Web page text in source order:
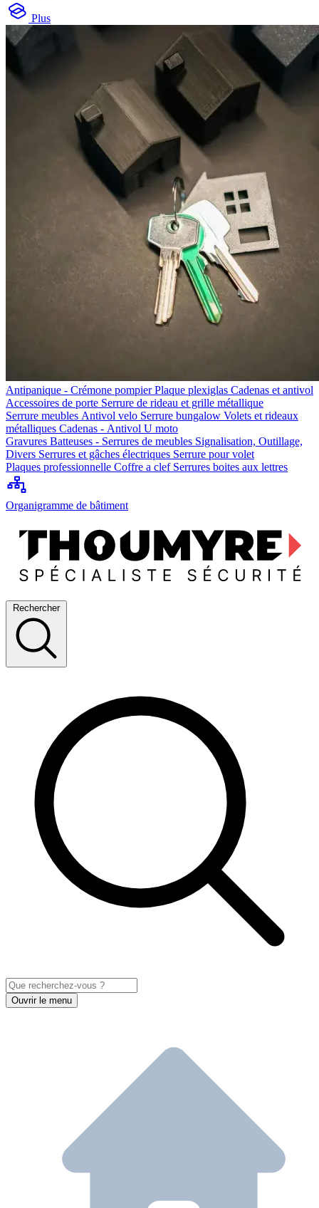
Plus
Antipanique - Crémone pompierPlaque plexiglas Cadenas et antivol
Accessoires de porte Serrure de rideau et grille métallique
Serrure meubles Antivol velo Serrure bungalow Volets et rideaux
métalliques Cadenas - Antivol U moto
Gravures Batteuses - Serrures de meubles Signalisation, Outillage,
Divers Serrures et gâches électriques Serrure pour volet
Plaques professionnelle Coffre a clef Serrures boites aux lettres
Organigramme de bâtiment
Rechercher
Ouvrir le menu